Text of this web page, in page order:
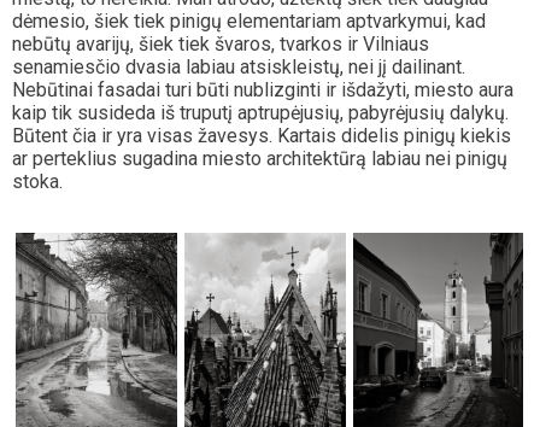
dėmesio, šiek tiek pinigų elementariam aptvarkymui, kad
nebūtų avarijų, šiek tiek švaros, tvarkos ir Vilniaus
senamiesčio dvasia labiau atsiskleistų, nei jį dailinant.
Nebūtinai fasadai turi būti nublizginti ir išdažyti, miesto aura
kaip tik susideda iš truputį aptrupėjusių, pabyrėjusių dalykų.
Būtent čia ir yra visas žavesys. Kartais didelis pinigų kiekis
ar perteklius sugadina miesto architektūrą labiau nei pinigų
stoka.